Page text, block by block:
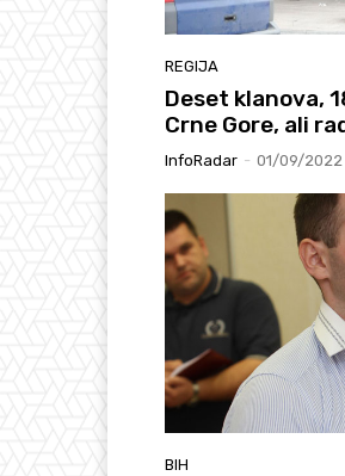
REGIJA
Deset klanova,
Crne Gore, ali
InfoRadar - 01/09/2022
BIH